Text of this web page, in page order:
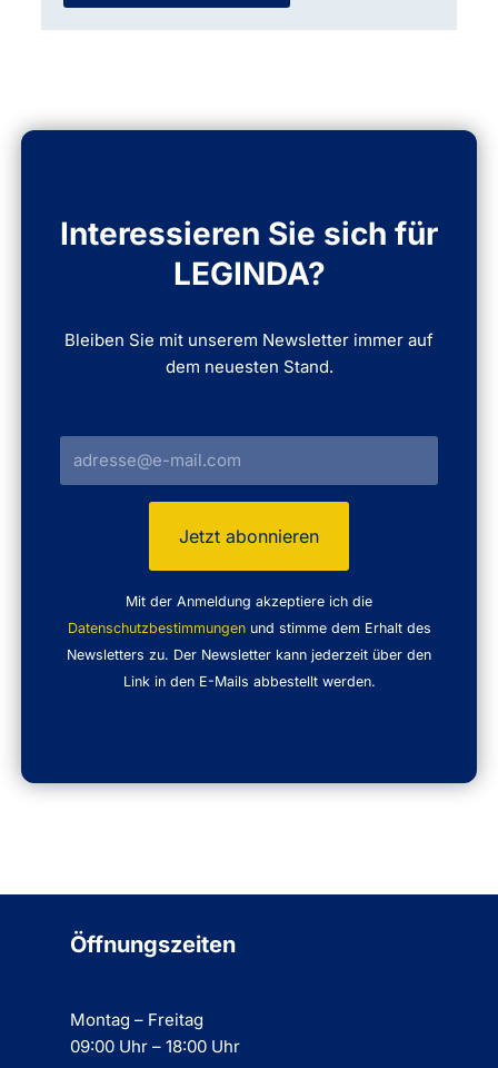
Interessieren Sie sich für
LEGINDA?
Bleiben Sie mit unserem Newsletter immer auf
dem neuesten Stand.
Mit der Anmeldung akzeptiere ich die
Datenschutzbestimmungenund stimme dem Erhalt des
Newsletters zu. Der Newsletter kann jederzeit über den
Link in den E-Mails abbestellt werden.
Öffnungszeiten
Montag – Freitag
09:00 Uhr – 18:00 Uhr